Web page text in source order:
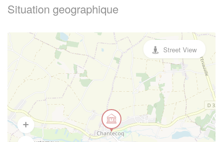
Situation geographique
Street View